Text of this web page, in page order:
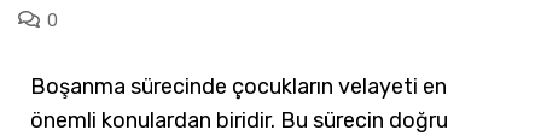
0
Boşanma sürecinde çocukların velayeti en
önemli konulardan biridir. Bu sürecin doğru